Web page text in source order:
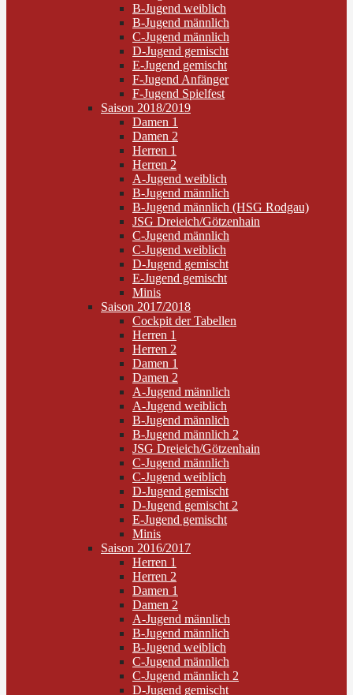
B-Jugend weiblich
B-Jugend männlich
C-Jugend männlich
D-Jugend gemischt
E-Jugend gemischt
F-Jugend Anfänger
F-Jugend Spielfest
Saison 2018/2019
Damen 1
Damen 2
Herren 1
Herren 2
A-Jugend weiblich
B-Jugend männlich
B-Jugend männlich (HSG Rodgau)
JSG Dreieich/Götzenhain
C-Jugend männlich
C-Jugend weiblich
D-Jugend gemischt
E-Jugend gemischt
Minis
Saison 2017/2018
Cockpit der Tabellen
Herren 1
Herren 2
Damen 1
Damen 2
A-Jugend männlich
A-Jugend weiblich
B-Jugend männlich
B-Jugend männlich 2
JSG Dreieich/Götzenhain
C-Jugend männlich
C-Jugend weiblich
D-Jugend gemischt
D-Jugend gemischt 2
E-Jugend gemischt
Minis
Saison 2016/2017
Herren 1
Herren 2
Damen 1
Damen 2
A-Jugend männlich
B-Jugend männlich
B-Jugend weiblich
C-Jugend männlich
C-Jugend männlich 2
D-Jugend gemischt